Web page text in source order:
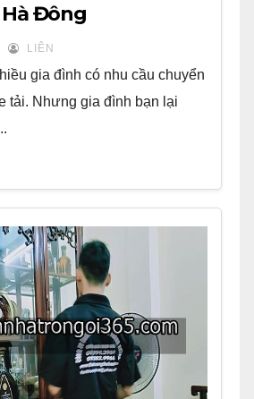
Hà Đông
LIÊN
gia đình có nhu cầu chuyển
tải. Nhưng gia đình bạn lại